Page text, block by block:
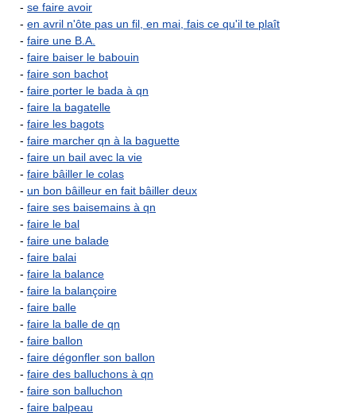
- se faire avoir
- en avril n'ôte pas un fil, en mai, fais ce qu'il te plaît
- faire une B.A.
- faire baiser le babouin
- faire son bachot
- faire porter le bada à qn
- faire la bagatelle
- faire les bagots
- faire marcher qn à la baguette
- faire un bail avec la vie
- faire bâiller le colas
- un bon bâilleur en fait bâiller deux
- faire ses baisemains à qn
- faire le bal
- faire une balade
- faire balai
- faire la balance
- faire la balançoire
- faire balle
- faire la balle de qn
- faire ballon
- faire dégonfler son ballon
- faire des balluchons à qn
- faire son balluchon
- faire balpeau